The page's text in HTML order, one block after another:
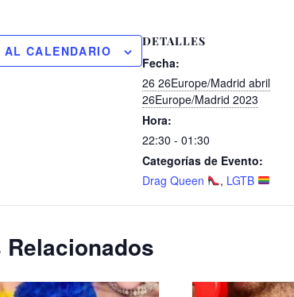
AL CALENDARIO
DETALLES
Fecha:
26 26Europe/Madrid abril
26Europe/Madrid 2023
Hora:
22:30 - 01:30
Categorías de Evento:
Drag Queen
, LGTB
Relacionados